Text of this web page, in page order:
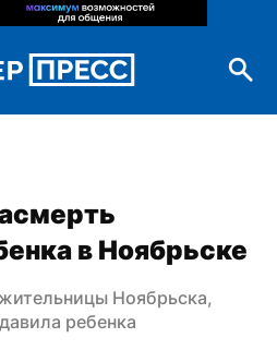
в Ноябрьске
Ноябрьска,
ребенка